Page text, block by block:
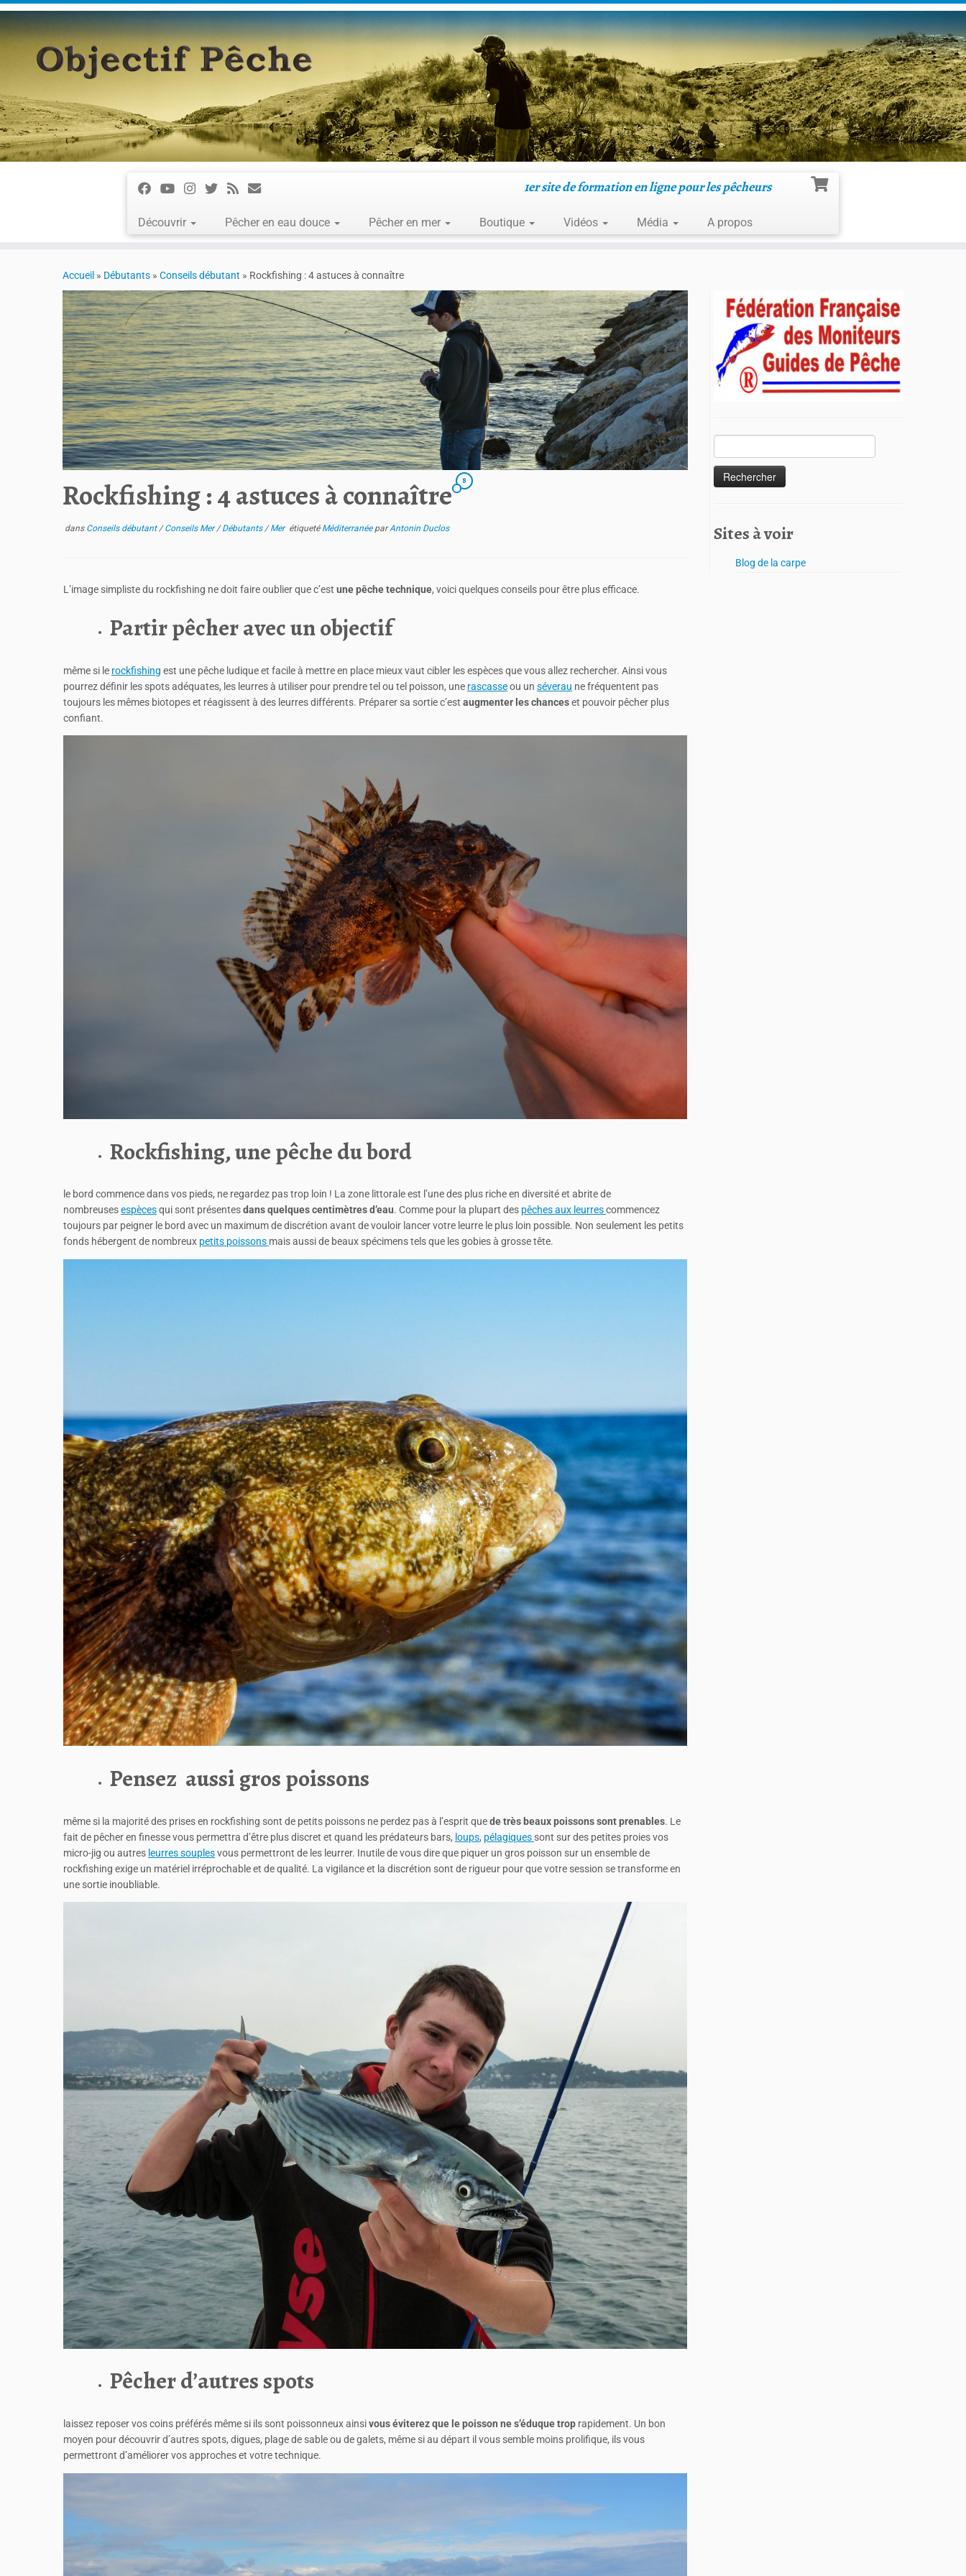
1er site de formation en ligne pour les pêcheurs
Découvrir Pêcher en eau douce Pêcher en mer Boutique Vidéos Média A propos
Accueil » Débutants » Conseils débutant » Rockfishing : 4 astuces à connaître
Rockfishing : 4 astuces à connaître 8
dans Conseils débutant/Conseils Mer/Débutants/Mer étiqueté Méditerranée parAntonin Duclos
L’image simpliste du rockfishing ne doit faire oublier que c’est une pêche technique, voici quelques conseils pour être plus efficace.
Partir pêcher avec un objectif
même si le rockfishing est une pêche ludique et facile à mettre en place mieux vaut cibler les espèces que vous allez rechercher. Ainsi vous
pourrez définir les spots adéquates, les leurres à utiliser pour prendre tel ou tel poisson, une rascasseou un séverau ne fréquentent pas
toujours les mêmes biotopes et réagissent à des leurres différents. Préparer sa sortie c’est augmenter les chanceset pouvoir pêcher plus
confiant.
Rockfishing, une pêche du bord
le bord commence dans vos pieds, ne regardez pas trop loin ! La zone littorale est l’une des plus riche en diversité et abrite de
nombreusesespècesqui sont présentesdans quelques centimètres d’eau. Comme pour la plupart des pêches aux leurrescommencez
toujours par peigner le bord avec un maximum de discrétion avant de vouloir lancer votre leurre le plus loin possible. Non seulement les petits
fonds hébergent de nombreux petits poissons mais aussi de beaux spécimens tels que les gobies à grosse tête.
Pensez aussi gros poissons
même si la majorité des prises en rockfishing sont de petits poissons ne perdez pas à l’esprit quede très beaux poissonssont prenables. Le
fait de pêcher en finesse vous permettra d’être plus discret et quand les prédateurs bars, loups, pélagiques sont sur des petites proies vos
micro-jig ou autres leurres souplesvous permettront de les leurrer. Inutile de vous dire que piquer un gros poisson sur un ensemble de
rockfishing exige un matériel irréprochable et de qualité. La vigilance et la discrétion sont de rigueur pour que votre session se transforme en
une sortie inoubliable.
Pêcher d’autres spots
laissez reposer vos coins préférés même si ils sont poissonneux ainsivous éviterez que le poisson ne s’éduque trop rapidement. Un bon
moyen pour découvrir d’autres spots, digues, plage de sable ou de galets, même si au départ il vous semble moins prolifique, ils vous
permettront d’améliorer vos approches et votre technique.
Sites à voir
Blog de la carpe